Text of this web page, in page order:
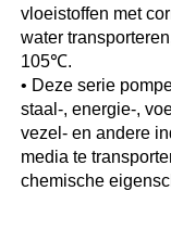
vloeistoffen met
water
105℃.
• Deze serie
staal-, energie-,
vezel- en andere
media te
chemische